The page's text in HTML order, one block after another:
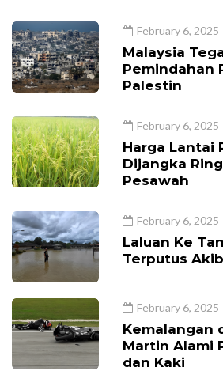
February 6, 2025
Malaysia
Pemindahan
Palestin
February 6, 2025
Harga Lantai
Dijangka
Pesawah
February 6, 2025
Laluan Ke
Terputus
February 6, 2025
Kemalangan
Martin Alami
dan Kaki